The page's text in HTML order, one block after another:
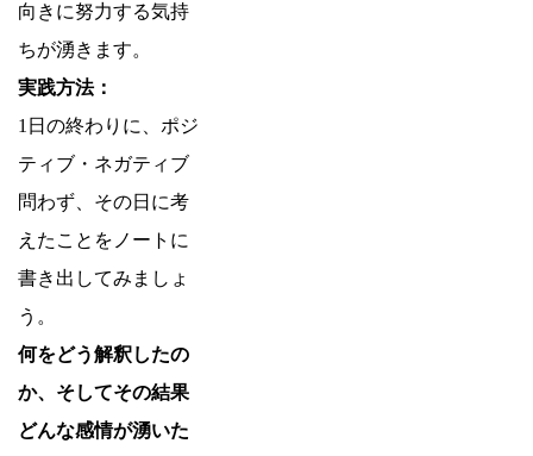
向きに努力する気持
ちが湧きます。
実践方法：
1日の終わりに、ポジ
ティブ・ネガティブ
問わず、その日に考
えたことをノートに
書き出してみましょ
う。
何をどう解釈したの
か、そしてその結果
どんな感情が湧いた